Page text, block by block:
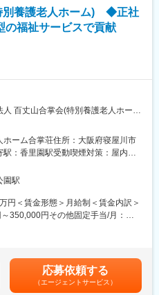
サーラ」などを運営しています。
居、生活支援、終末期ケアまでを
おり、地域住民の暮らしを長期的
ます。地域密着型の福祉サービスを
く家族の負担軽減にも貢献していま
別養護老人ホーム) ◆正社
の福祉サービスで貢献
百丈山合掌会(特別養護老人ホー
健康維持、改善、栄養のサポートを
での業務となります。
施設の栄養評価、献立計画作成。
管理、食事管理など
、大阪府寝屋川市を拠点に、高齢者
ホーム合掌荘住所：大阪府寝屋川市
：香里園駅受動喫煙対策：屋内全
る事業所
園駅
円＜賃金形態＞月給制＜賃金内訳＞
350,000円その他固定手当/月：
であり、選考を通じて上下する可能
定手当を含めた表記です。
応募依頼する
（エージェントサービス）